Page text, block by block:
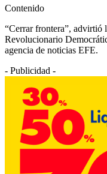
Contenido
“Cerrar frontera”, advirtió
Revolucionario
agencia de noticias EFE.
- Publicidad -